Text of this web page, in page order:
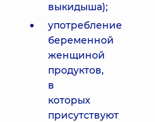
выкидыша);
употребление
беременной
женщиной
продуктов,
в
которых
присутствуют